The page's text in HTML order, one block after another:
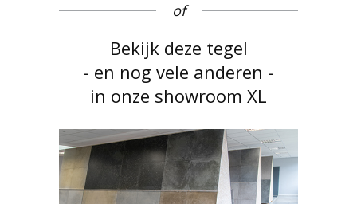
of
Bekijk deze tegel
- en nog vele anderen -
in onze showroom XL